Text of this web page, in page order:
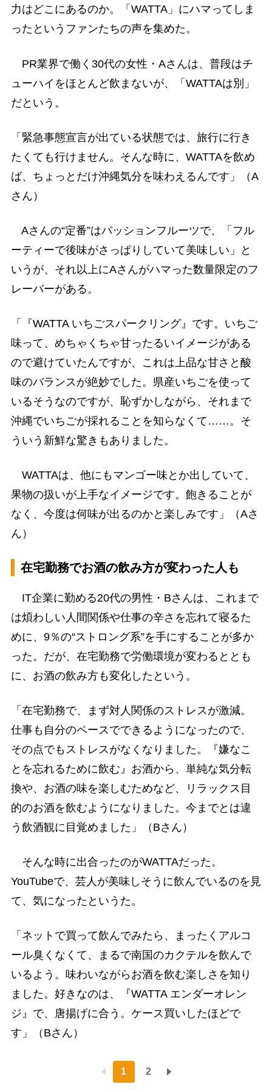
力はどこにあるのか。「WATTA」にハマってしま
ったというファンたちの声を集めた。
PR業界で働く30代の女性・Aさんは、普段はチ
ューハイをほとんど飲まないが、「WATTAは別」
だという。
「緊急事態宣言が出ている状態では、旅行に行き
たくても行けません。そんな時に、WATTAを飲め
ば、ちょっとだけ沖縄気分を味わえるんです」（A
さん）
Aさんの“定番”はパッションフルーツで、「フル
ーティーで後味がさっぱりしていて美味しい」と
いうが、それ以上にAさんがハマった数量限定のフ
レーバーがある。
「『WATTA いちごスパークリング』です。いちご
味って、めちゃくちゃ甘ったるいイメージがある
ので避けていたんですが、これは上品な甘さと酸
味のバランスが絶妙でした。県産いちごを使って
いるそうなのですが、恥ずかしながら、それまで
沖縄でいちごが採れることを知らなくて……。そ
ういう新鮮な驚きもありました。
WATTAは、他にもマンゴー味とか出していて、
果物の扱いが上手なイメージです。飽きることが
なく、今度は何味が出るのかと楽しみです」（Aさ
ん）
在宅勤務でお酒の飲み方が変わった人も
IT企業に勤める20代の男性・Bさんは、これまで
は煩わしい人間関係や仕事の辛さを忘れて寝るた
めに、9％の“ストロング系”を手にすることが多か
った。だが、在宅勤務で労働環境が変わるととも
に、お酒の飲み方も変化したという。
「在宅勤務で、まず対人関係のストレスが激減。
仕事も自分のペースでできるようになったので、
その点でもストレスがなくなりました。『嫌なこ
とを忘れるために飲む』お酒から、単純な気分転
換や、お酒の味を楽しむためなど、リラックス目
的のお酒を飲むようになりました。今までとは違
う飲酒観に目覚めました」（Bさん）
そんな時に出合ったのがWATTAだった。
YouTubeで、芸人が美味しそうに飲んでいるのを見
て、気になったというた。
「ネットで買って飲んでみたら、まったくアルコ
ール臭くなくて、まるで南国のカクテルを飲んで
いるよう。味わいながらお酒を飲む楽しさを知り
ました。好きなのは、『WATTA エンダーオレン
ジ』で、唐揚げに合う。ケース買いしたほどで
す」（Bさん）
1 2